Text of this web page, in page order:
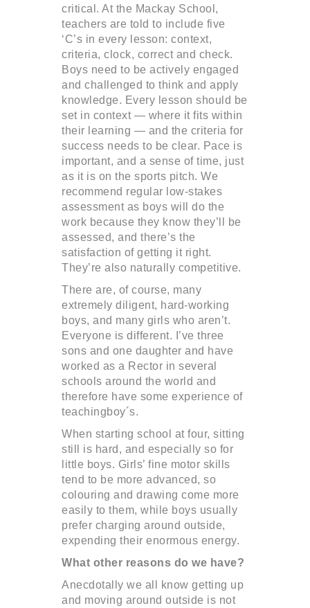
critical. At the Mackay School,
teachers are told to include five
‘C’s in every lesson: context,
criteria, clock, correct and check.
Boys need to be actively engaged
and challenged to think and apply
knowledge. Every lesson should be
set in context — where it fits within
their learning — and the criteria for
success needs to be clear. Pace is
important, and a sense of time, just
as it is on the sports pitch. We
recommend regular low-stakes
assessment as boys will do the
work because they know they’ll be
assessed, and there’s the
satisfaction of getting it right.
They’re also naturally competitive.
There are, of course, many
extremely diligent, hard-working
boys, and many girls who aren’t.
Everyone is different. I’ve three
sons and one daughter and have
worked as a Rector in several
schools around the world and
therefore have some experience of
teachingboy´s.
When starting school at four, sitting
still is hard, and especially so for
little boys. Girls’ fine motor skills
tend to be more advanced, so
colouring and drawing come more
easily to them, while boys usually
prefer charging around outside,
expending their enormous energy.
What other reasons do we have?
Anecdotally we all know getting up
and moving around outside is not